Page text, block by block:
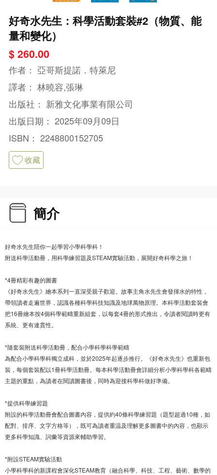
好奇水先生：科學活動套裝#2（物質、能
量和變化）
$ 260.00
作者： 亞哥斯提諾．特萊尼
譯者： 林曉容,張琳
出版社： 新雅文化事業有限公司
出版日期： 2025年09月09日
ISBN： 2248800152705
收藏
簡介
好奇水先生陪你一起學習小學科學科！
附送科學活動冊，用科學練習題及STEAM實驗活動，展開好奇科學之旅！
*4冊精彩有趣的圖書
《好奇水先生》繪本系列一直深受親子歡迎。故事主角水先生會發揮水的特性，
帶領讀者走遍世界，認識各種科學科技知識及地球萬物原理。本科學活動套裝會
把16冊繪本按4個科學範疇重新組套，以每套4冊的形式推出，令讀者閱讀時更有
系統、更有連貫性。
*隨套裝附送科學活動冊，配合小學科學科學範疇
為配合小學科學科獨立成科，並於2025年起逐步推行。《好奇水先生》也重新包
裝，每個套裝配以1冊科學活動冊。每本科學活動冊會詳細分析小學科學科各範疇
主題的重點，為讀者在閱讀圖書後，同時為迎接科學科做好準備。
*提供科學練習題
附設的科學活動冊會配合圖書內容，提供約40條科學練習題（題型超過10種，如
配對、排序、文字方格等），既可為讀者重温及理解更多圖書中的內容，也顯示
更多科學知識、詞彙等資源來輔助學習。
*附設STEAM實驗活動
小學科學科的新課程會深化STEAM教育（融合科學、科技、工程、藝術、數學的